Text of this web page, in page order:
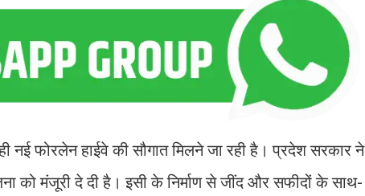
नई फोरलेन हाईवे की सौगात मिलने जा रही है। प्रदेश सरकार ने
को मंजूरी दे दी है। इसी के निर्माण से जींद और सफीदों के साथ-